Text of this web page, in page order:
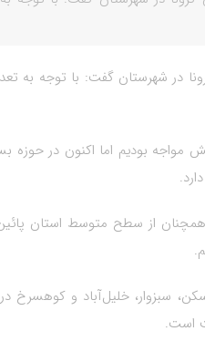
در شهرستان گفت: با توجه به
بودیم اما اکنون در حوزه
همچنان از سطح متوسط استان
شهرهای کاشمر، بردسکن، سبزوار، خلیل‌آباد